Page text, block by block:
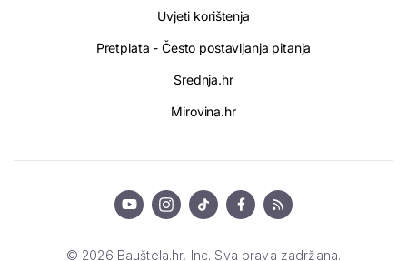
Uvjeti korištenja
Pretplata - Često postavljanja pitanja
Srednja.hr
Mirovina.hr
© 2026 Bauštela.hr, Inc. Sva prava zadržana.